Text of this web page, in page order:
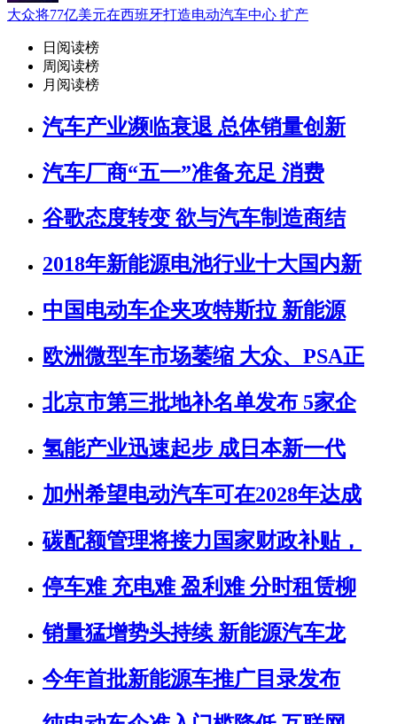
大众将77亿美元在西班牙打造电动汽车中心 扩产
日阅读榜
周阅读榜
月阅读榜
汽车产业濒临衰退 总体销量创新
汽车厂商“五一”准备充足 消费
谷歌态度转变 欲与汽车制造商结
2018年新能源电池行业十大国内新
中国电动车企夹攻特斯拉 新能源
欧洲微型车市场萎缩 大众、PSA正
北京市第三批地补名单发布 5家企
氢能产业迅速起步 成日本新一代
加州希望电动汽车可在2028年达成
碳配额管理将接力国家财政补贴，
停车难 充电难 盈利难 分时租赁柳
销量猛增势头持续 新能源汽车龙
今年首批新能源车推广目录发布